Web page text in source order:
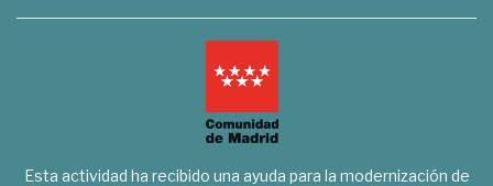
Esta actividad ha recibido una ayuda para la modernización de